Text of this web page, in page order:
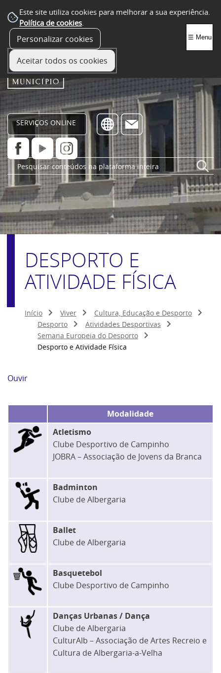
Este site utiliza cookies para melhorar a sua experiência.
Política de cookies.
Personalizar cookies
Aceitar todos os cookies
SERVIÇOS ONLINE
☰ Menu
DESPORTO E
ATIVIDADE FÍSICA
Início Viver
Cultura, Educação e Desporto
Desporto
Atividades Desportivas
Semana Europeia do Desporto
Desporto e Atividade Física
Ouvir
Modalidade
Atletismo
Clube Desportivo de Campinho
JOBRA – Associação de Jovens da Branca
Badminton
Clube de Albergaria
Ballet
Clube de Albergaria
Basquetebol
Clube Desportivo de Campinho
Danças Urbanas / Dança
Clube de Albergaria
CulturAlb – Associação de Artes Recreio e
Cultura de Albergaria-a-Velha